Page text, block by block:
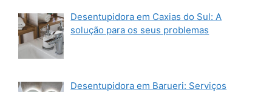
Desentupidora em Caxias do Sul: A
solução para os seus problemas
Desentupidora em Barueri: Serviços